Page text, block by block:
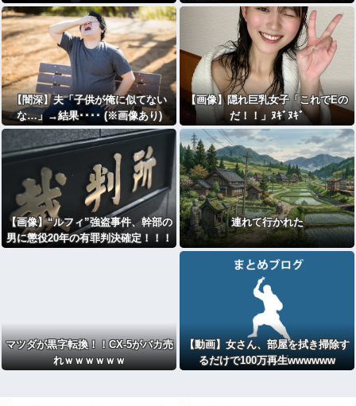
ｗｗ
飲みたい」
【闇深】夫「子供が俺に似てない
な…」→結果････ (※画像あり)
【画像】隠れ巨乳女子「これでEの
だ！！」ﾇｷﾞﾇｷﾞ
【画像】“ルフィ”強盗事件、幹部の
男に懲役20年の有罪判決確定！！！
連れて行かれた
マツダが黒字転換！！CX-5がバカ売
れｗｗｗｗｗｗ
【動画】女さん、部屋を拭き掃除す
るだけで100万再生wwwwww